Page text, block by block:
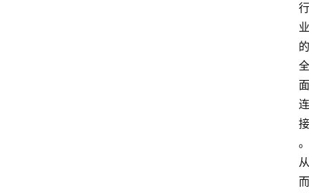
行
业
的
全
面
连
接
。
从
而